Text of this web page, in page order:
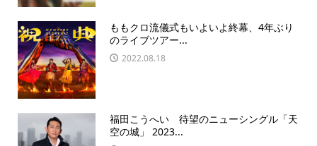
ももクロ流儀式もいよいよ終幕、4年ぶり
のライブツアー...
2022.08.18
福田こうへい 待望のニューシングル「天
空の城」 2023...